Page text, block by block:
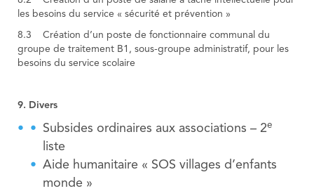
les besoins du service « sécurité et prévention »
8.3 Création d’un poste de fonctionnaire communal du
groupe de traitement B1, sous-groupe administratif, pour les
besoins du service scolaire
9. Divers
Subsides ordinaires aux associations – 2e
liste
Aide humanitaire « SOS villages d’enfants
monde »